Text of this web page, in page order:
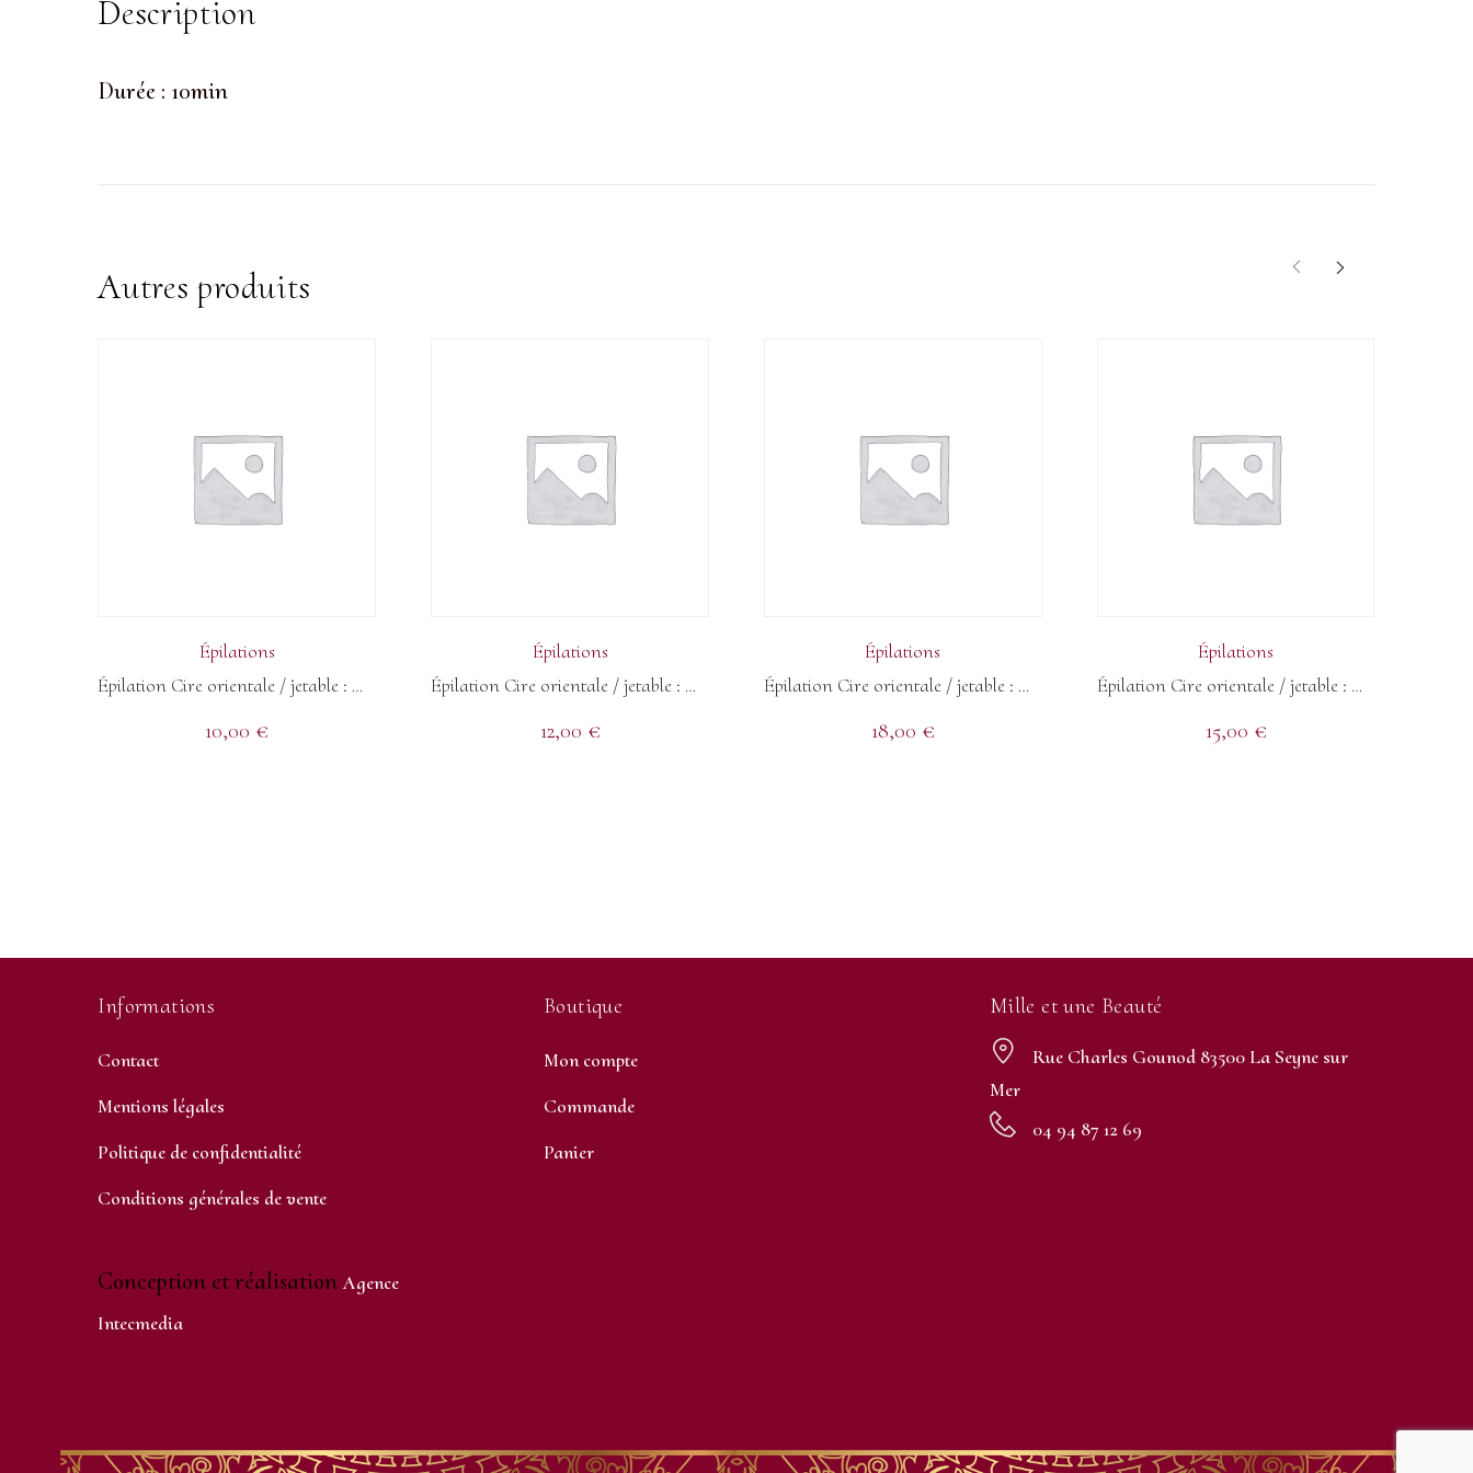
Description
Durée : 10min
Autres produits
Épilations
Épilation Cire orientale / jetable : Maillot Classique
10,00 €
Épilations
Épilation Cire orientale / jetable : Maillot String
12,00 €
Épilations
Épilation Cire orientale / jetable : Maillot Intégral + Inter Fessier
18,00 €
Épilations
Épilation Cire orientale / jetable : Maillot Intégral
15,00 €
Informations
Contact
Mentions légales
Politique de confidentialité
Conditions générales de vente
Boutique
Mon compte
Commande
Panier
Mille et une Beauté
Rue Charles Gounod 83500 La Seyne sur
Mer
04 94 87 12 69
Conception et réalisationAgence
Intecmedia